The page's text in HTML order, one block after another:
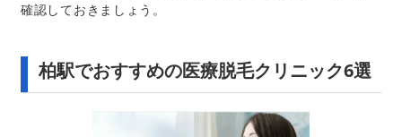
確認しておきましょう。
柏駅でおすすめの医療脱毛クリニック6選